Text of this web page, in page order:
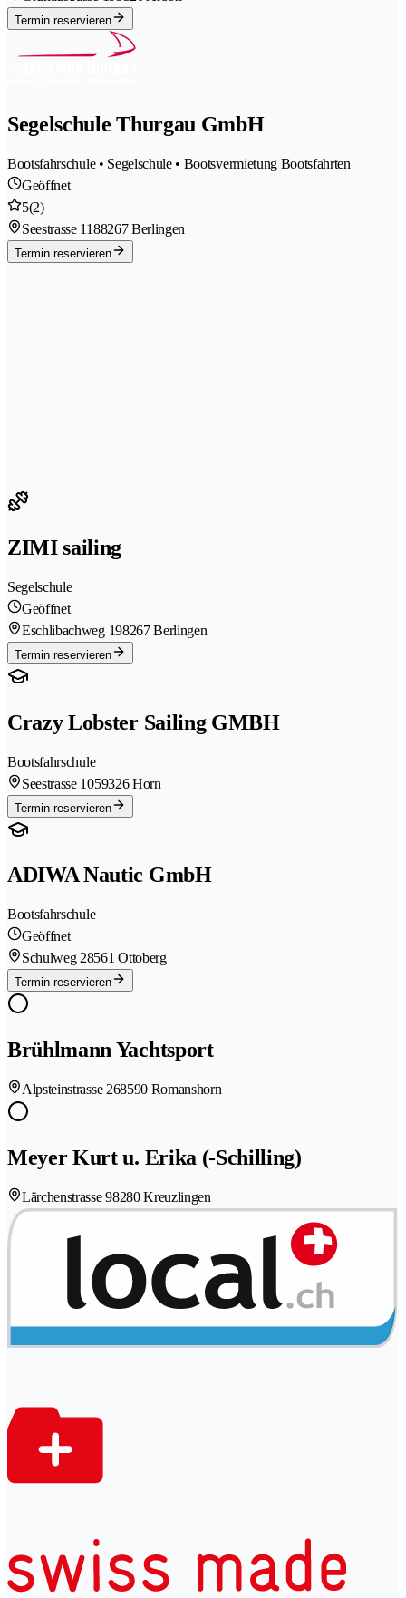
Termin reservieren
Segelschule Thurgau GmbH
Bootsfahrschule • Segelschule • Bootsvermietung Bootsfahrten
Geöffnet
5(2)
Seestrasse 1188267 Berlingen
Termin reservieren
ZIMI sailing
Segelschule
Geöffnet
Eschlibachweg 198267 Berlingen
Termin reservieren
Crazy Lobster Sailing GMBH
Bootsfahrschule
Seestrasse 1059326 Horn
Termin reservieren
ADIWA Nautic GmbH
Bootsfahrschule
Geöffnet
Schulweg 28561 Ottoberg
Termin reservieren
Brühlmann Yachtsport
Alpsteinstrasse 268590 Romanshorn
Meyer Kurt u. Erika (-Schilling)
Lärchenstrasse 98280 Kreuzlingen